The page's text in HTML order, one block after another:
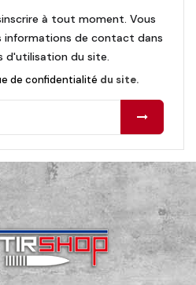
à tout moment. Vous
informations de contact dans
d'utilisation du site.
de confidentialité du site.